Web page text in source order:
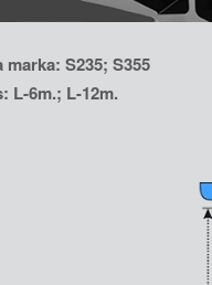
marka: S235; S355
L-6m.; L-12m.